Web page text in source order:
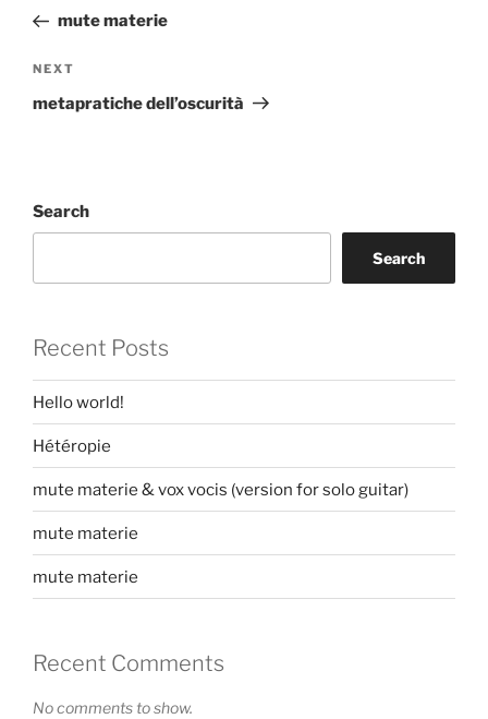
Postmute materie
Next
Post
NEXT
metapratiche dell’oscurità
Search
Search
Recent Posts
Hello world!
Hétéropie
mute materie & vox vocis (version for solo guitar)
mute materie
mute materie
Recent Comments
No comments to show.